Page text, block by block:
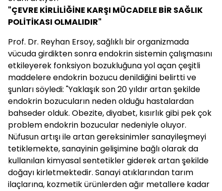
"ÇEVRE KİRLİLİĞİNE KARŞI MÜCADELE BİR SAĞLIK
POLİTİKASI OLMALIDIR"
Prof. Dr. Reyhan Ersoy, sağlıklı bir organizmada
vücuda girdikten sonra endokrin sistemin çalışmasını
etkileyerek fonksiyon bozukluğuna yol açan çeşitli
maddelere endokrin bozucu denildiğini belirtti ve
şunları söyledi: "Yaklaşık son 20 yıldır artan şekilde
endokrin bozucuların neden olduğu hastalardan
bahseder olduk. Obezite, diyabet, kısırlık gibi pek çok
problem endokrin bozucular nedeniyle oluyor.
Nüfusun artışı ile artan gereksinimler sanayileşmeyi
tetiklemekte, sanayinin gelişimine bağlı olarak da
kullanılan kimyasal sentetikler giderek artan şekilde
doğayı kirletmektedir. Sanayi atıklarından tarım
ilaçlarına, kozmetik ürünlerden ağır metallere kadar